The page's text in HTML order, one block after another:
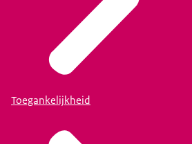
Toegankelijkheid